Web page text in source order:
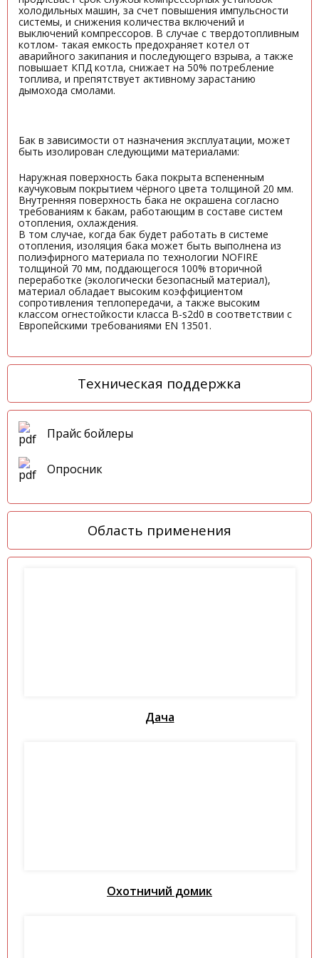
холодильных машин, за счет повышения импульсности
системы, и снижения количества включений и
выключений компрессоров. В случае с твердотопливным
котлом- такая емкость предохраняет котел от
аварийного закипания и последующего взрыва, а также
повышает КПД котла, снижает на 50% потребление
топлива, и препятствует активному зарастанию
дымохода смолами.
Бак в зависимости от назначения эксплуатации, может
быть изолирован следующими материалами:
Наружная поверхность бака покрыта вспененным
каучуковым покрытием чёрного цвета толщиной 20 мм.
Внутренняя поверхность бака не окрашена согласно
требованиям к бакам, работающим в составе систем
отопления, охлаждения.
В том случае, когда бак будет работать в системе
отопления, изоляция бака может быть выполнена из
полиэфирного материала по технологии NOFIRE
толщиной 70 мм, поддающегося 100% вторичной
переработке (экологически безопасный материал),
материал обладает высоким коэффициентом
сопротивления теплопередачи, а также высоким
классом огнестойкости класса B-s2d0 в соответствии с
Европейскими требованиями EN 13501.
Техническая поддержка
Прайс бойлеры
Опросник
Область применения
Дача
Охотничий домик